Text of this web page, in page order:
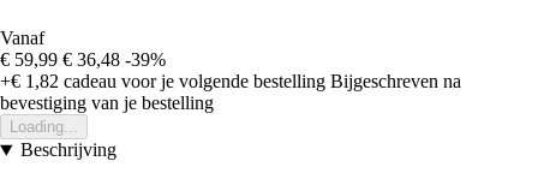
Vanaf
€ 59,99 € 36,48 -39%
+€ 1,82 cadeau voor je volgende bestelling Bijgeschreven na
bevestiging van je bestelling
Loading...
Beschrijving